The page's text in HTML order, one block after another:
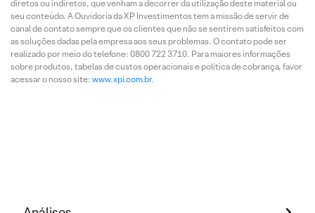
diretos ou indiretos, que venham a decorrer da utilização deste material ou
seu conteúdo. A Ouvidoria da XP Investimentos tem a missão de servir de
canal de contato sempre que os clientes que não se sentirem satisfeitos com
as soluções dadas pela empresa aos seus problemas. O contato pode ser
realizado por meio do telefone: 0800 722 3710. Para maiores informações
sobre produtos, tabelas de custos operacionais e política de cobrança, favor
acessar o nosso site: www.xpi.com.br.